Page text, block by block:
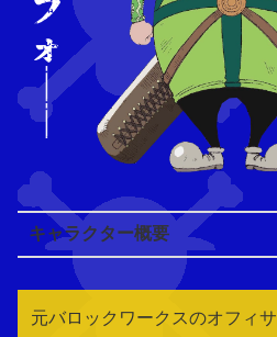
キャラクター概要
元バロックワークスのオフィ